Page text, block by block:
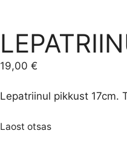
19,00€
Lepatriinul pikkust 17cm.
Laost otsas